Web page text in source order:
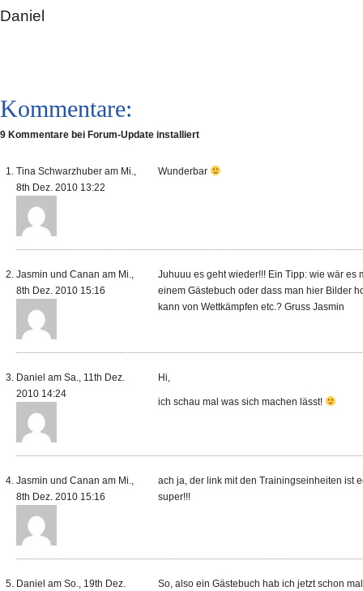
Daniel
Kommentare:
9 Kommentare bei Forum-Update installiert
Tina Schwarzhuber am Mi.,
8th Dez. 2010 13:22
Wunderbar
Jasmin und Canan am Mi.,
8th Dez. 2010 15:16
Juhuuu es geht wieder!!! Ein Tipp: wie wär es
einem Gästebuch oder dass man hier Bilder
kann von Wettkämpfen etc.? Gruss Jasmin
Daniel am Sa., 11th Dez.
2010 14:24
Hi,
ich schau mal was sich machen lässt!
Jasmin und Canan am Mi.,
8th Dez. 2010 15:16
ach ja, der link mit den Trainingseinheiten ist
super!!!
Daniel am So., 19th Dez.
So, also ein Gästebuch hab ich jetzt schon